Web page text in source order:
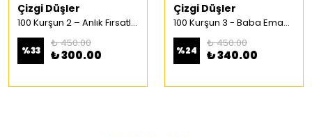
Çizgi Düşler
100 Kurşun 2 – Anlık Fırsatlar Türkçe Çizgi Roman
%33
₺ 450.00
₺ 300.00
Çizgi Düşler
100 Kurşun 3 - Baba Emaneti Türkçe Çizgi Roman
%24
₺ 450.00
₺ 340.00